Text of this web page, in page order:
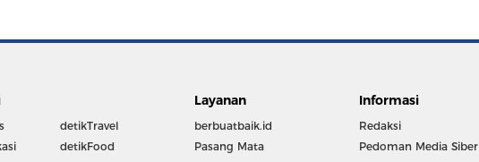
detikTravel
detikFood
Layanan
berbuatbaik.id
Pasang Mata
Informasi
Redaksi
Pedoman Media Siber